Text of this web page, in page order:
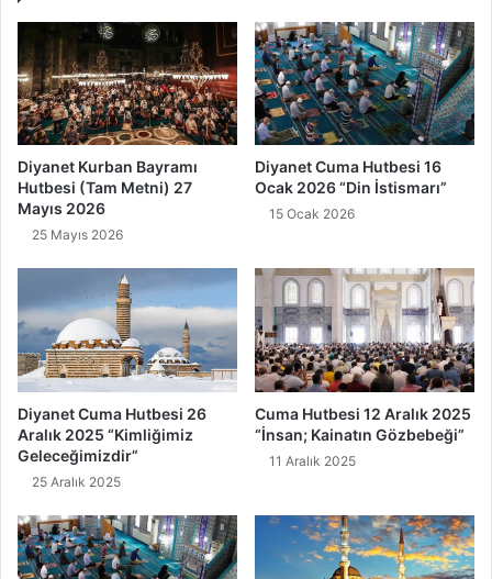
u
s
u
v
e
T
a
m
e
n
i
r
?
K
ı
a
c
a
a
t
ı
v
e
B
i
g
r
a
Diyanet Kurban Bayramı
Hutbesi (Tam Metni) 27
Mayıs 2026
25 Mayıs 2026
Diyanet Cuma Hutbesi 16
Ocak 2026 “Din İstismarı”
15 Ocak 2026
Diyanet Cuma Hutbesi 26
Aralık 2025 “Kimliğimiz
Geleceğimizdir”
25 Aralık 2025
Cuma Hutbesi 12 Aralık 2025
“İnsan; Kainatın Gözbebeği”
11 Aralık 2025